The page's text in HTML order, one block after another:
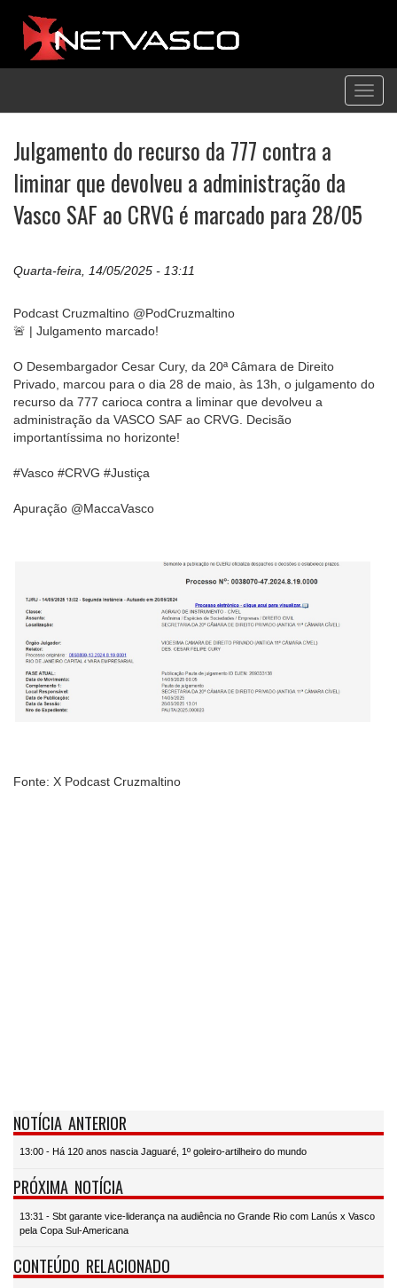
Julgamento do recurso da 777 contra a
liminar que devolveu a administração da
Vasco SAF ao CRVG é marcado para 28/05
Quarta-feira, 14/05/2025 - 13:11
Podcast Cruzmaltino @PodCruzmaltino
🚨 | Julgamento marcado!
O Desembargador Cesar Cury, da 20ª Câmara de Direito
Privado, marcou para o dia 28 de maio, às 13h, o julgamento do
recurso da 777 carioca contra a liminar que devolveu a
administração da VASCO SAF ao CRVG. Decisão
importantíssima no horizonte!
#Vasco #CRVG #Justiça
Apuração @MaccaVasco
Fonte: X Podcast Cruzmaltino
NOTÍCIA ANTERIOR
13:00 - Há 120 anos nascia Jaguaré, 1º goleiro-artilheiro do mundo
PRÓXIMA NOTÍCIA
13:31 - Sbt garante vice-liderança na audiência no Grande Rio com Lanús x Vasco
pela Copa Sul-Americana
CONTEÚDO RELACIONADO